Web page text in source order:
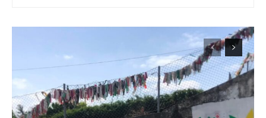
Planos de Assinatura